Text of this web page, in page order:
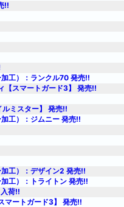
!!
工）：ランクル70 発売!!
【スマートガード3】 発売!!
ミスター】 発売!!
工）：ジムニー 発売!!
工）：デザイン2 発売!!
工）：トライトン 発売!!
荷!!
マートガード3】 発売!!